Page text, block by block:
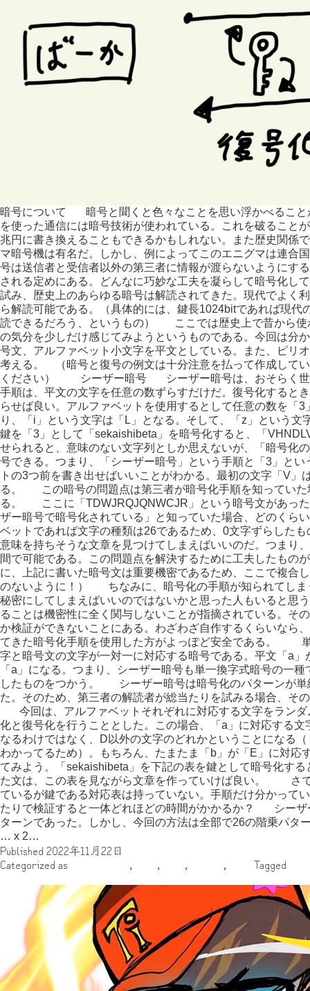
暗号について 暗号と聞くと色々なことを思い浮かべること
を使った通信には暗号技術が使われている。これを破ること
兆円に書き換えることもできるかもしれない。また歴史関係
マ暗号機は有名だ。しかし、例によってこのエニグマは連
号は送信者と受信者以外の第三者に情報が渡らないようにす
される定めにある。どんなに巧妙な工夫を凝らして暗号化し
試み、歴史上のあらゆる暗号は解読されてきた。現代でよく
ら解読可能である。（具体的には、鍵長1024bitであれば現
読できるだろう、というもの） ここでは歴史上で昔から使
の気分を少しだけ感じてみようというものである。今回は分
号文、アルファベット小文字を平文としている。また、ピリ
考える。 （暗号と復号の例文は十分注意を払って作成して
ください） シーザー暗号 シーザー暗号は、おそらく世
手順は、平文の文字を任意の数ずらすだけだ。復号化すると
らせば良い。アルファベットを使用するとして任意の数を「
り、「i」という文字は「L」となる。そして、「z」とい
鍵を「3」として「sekaishibeta」を暗号化すると、「
せられると、意味のない文字列としか思えないが、「暗号化
号できる。つまり、「シーザー暗号」という手順と「3」と
トの3つ前を書き出せばいいことがわかる。最初の文字「V
る。 この暗号の問題点は第三者が暗号化手順を知っていた
る。 ここに「TDWJRQJQNWCJR」という暗号文があっ
ザー暗号で暗号化されている」と知っていた場合、どのく
ベットであれば文字の種類は26であるため、0文字ずらした
意味を持ちそうな文章を見つけてしまえばいいのだ。つまり
間で可能である。この問題点を解決するために工夫したも
に、上記に書いた暗号文は重要機密であるため、ここで複合
のないように！） ちなみに、暗号化の手順が知られてしま
秘密にしてしまえばいいのではないかと思った人もいると思
ることは機密性に全く関与しないことが指摘されている。そ
か検証ができないことにある。わざわざ自作するくらいなら
てきた暗号化手順を使用した方がよっぽど安全である。
字と暗号文の文字が一対一に対応する暗号である。平文「a
「a」になる。つまり、シーザー暗号も単一換字式暗号の一
したものをつかう。 シーザー暗号は暗号化のパターンが単
た。そのため、第三者の解読者が総当たりを試みる場合、そ
今回は、アルファベットそれぞれに対応する文字をランダ
化と復号化を行うこととした。この場合、「a」に対応する
なるわけではなく、D以外の文字のどれかということになる
わかってるため）。もちろん、たまたま「b」が「E」に対
てみよう。「sekaishibeta」を下記の表を鍵として暗号化す
た文は、この表を見ながら文章を作っていけば良い。 さ
ているが鍵である対応表は持っていない。手順だけ分かって
たりで検証すると一体どれほどの時間がかかるか？ シーザ
ターンであった。しかし、今回の方法は全部で26の階乗パタ
… x 2…
た
ん
な
暗
号
を
試
し
Published 2022年11月22日
Categorized as
, , , , Tagged